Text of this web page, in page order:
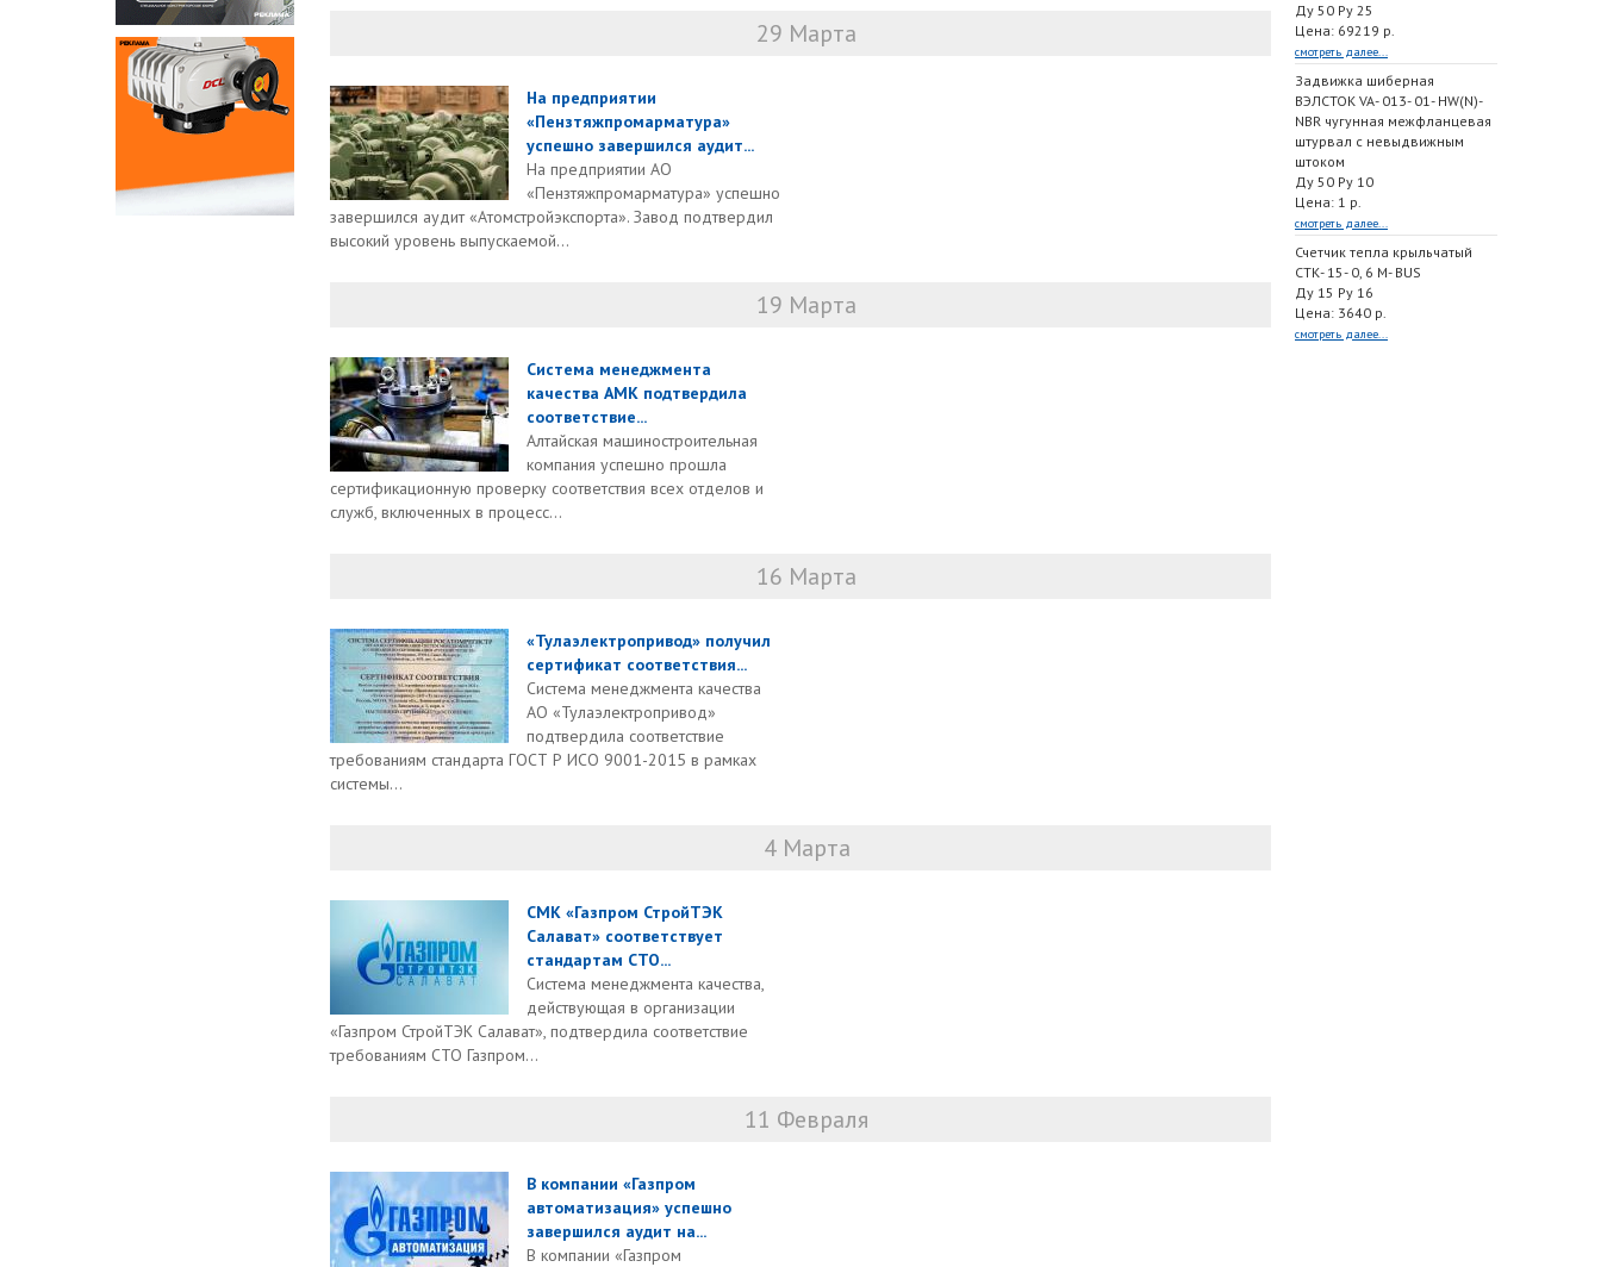
29 Марта
На предприятии
«Пензтяжпромарматура»
успешно завершился аудит...
На предприятии АО
«Пензтяжпромарматура» успешно
завершился аудит «Атомстройэкспорта». Завод подтвердил
высокий уровень выпускаемой...
19 Марта
Система менеджмента
качества АМК подтвердила
соответствие...
Алтайская машиностроительная
компания успешно прошла
сертификационную проверку соответствия всех отделов и
служб, включенных в процесс...
16 Марта
«Тулаэлектропривод» получил
сертификат соответствия...
Система менеджмента качества
АО «Тулаэлектропривод»
подтвердила соответствие
требованиям стандарта ГОСТ Р ИСО 9001-2015 в рамках
системы...
4 Марта
СМК «Газпром СтройТЭК
Салават» соответствует
стандартам СТО...
Система менеджмента качества,
действующая в организации
«Газпром СтройТЭК Салават», подтвердила соответствие
требованиям СТО Газпром...
11 Февраля
В компании «Газпром
автоматизация» успешно
завершился аудит на...
В компании «Газпром
Ду 50 Ру 25
Цена: 69219 р.
смотреть далее...
Задвижка шиберная
ВЭЛСТОК VA- 013- 01- HW(N)-
NBR чугунная межфланцевая
штурвал с невыдвижным
штоком
Ду 50 Ру 10
Цена: 1 р.
смотреть далее...
Счетчик тепла крыльчатый
СТК- 15- 0, 6 M- BUS
Ду 15 Ру 16
Цена: 3640 р.
смотреть далее...